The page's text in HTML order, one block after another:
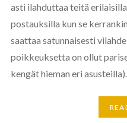
asti ilahduttaa teitä
postauksilla kun se
saattaa satunnaisesti
poikkeuksetta on ollut
kengät hieman eri